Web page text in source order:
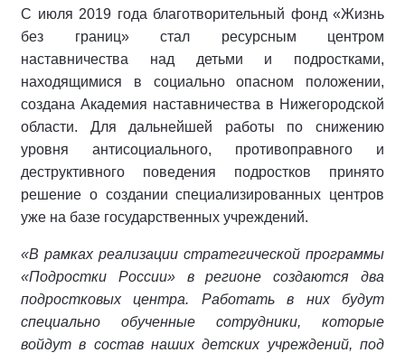
С июля 2019 года благотворительный фонд «Жизнь
без границ» стал ресурсным центром
наставничества над детьми и подростками,
находящимися в социально опасном положении,
создана Академия наставничества в Нижегородской
области. Для дальнейшей работы по снижению
уровня антисоциального, противоправного и
деструктивного поведения подростков принято
решение о созданииспециализированных центров
уже на базе государственных учреждений.
«В рамках реализации стратегической программы
«Подростки России» в регионе создаются два
подростковых центра. Работать в них будут
специально обученные сотрудники, которые
войдут в состав наших детских учреждений, под